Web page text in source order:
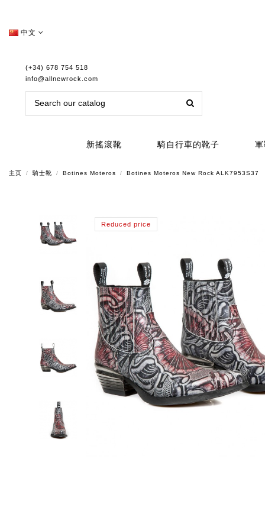
中文
(+34) 678 754 518
info@allnewrock.com
新搖滾靴 騎自行車的靴子
主页 騎士靴 Botines Moteros Botines Moteros New Rock ALK7953S37
Reduced price